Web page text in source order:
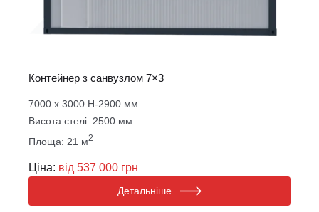
Контейнер з санвузлом 7×3
7000 х 3000 Н-2900 мм
Висота стелі: 2500 мм
Площа: 21 м2
Ціна: від 537 000 грн
Детальніше